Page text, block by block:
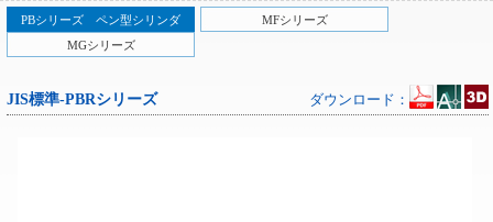
PBシリーズ ペン型シリンダ
MFシリーズ
MGシリーズ
JIS標準-PBRシリーズ ダウンロード：